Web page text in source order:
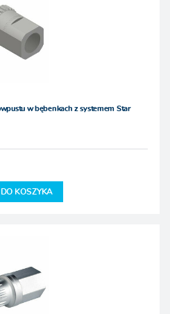
w bębenkach z systemem Star
DO KOSZYKA